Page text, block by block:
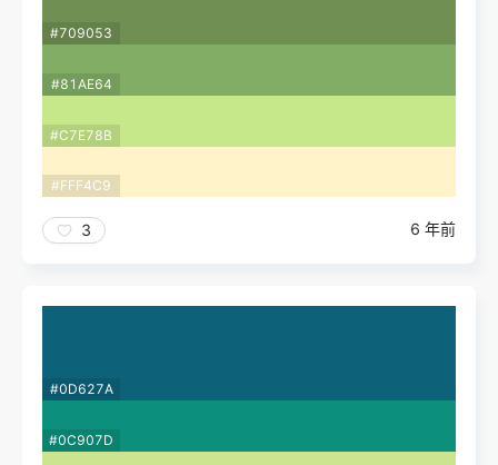
#709053
#81AE64
#C7E78B
#FFF4C9
3 6 年前
#0D627A
#0C907D